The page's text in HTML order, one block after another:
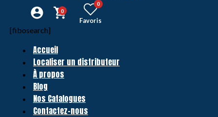
0
0
Favoris
[fibosearch]
Accueil
Localiser un distributeur
À propos
Blog
Nos Catalogues
Contactez-nous